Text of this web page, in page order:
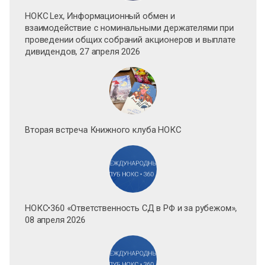
НОКС Lex, Информационный обмен и
взаимодействие с номинальными держателями при
проведении общих собраний акционеров и выплате
дивидендов, 27 апреля 2026
Вторая встреча Книжного клуба НОКС
НОКС•360 «Ответственность СД в РФ и за рубежом»,
08 апреля 2026